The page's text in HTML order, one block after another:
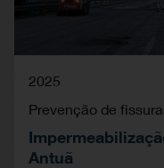
2025
Prevenção de
Antuã